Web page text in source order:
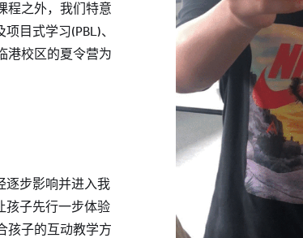
程之外，我们特意
目式学习(PBL)、
港校区的夏令营为
逐步影响并进入我
孩子先行一步体验
孩子的互动教学方